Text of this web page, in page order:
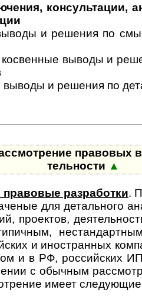
консультации,
и решения по
выводы и
и решения по
правовых
тель­ности ▲
правовые разработки.
для де­таль­но­го
про­ек­тов,
и ино­ст­ран­ных
и в РФ, рос­сий­ских
с обыч­ным
имеет